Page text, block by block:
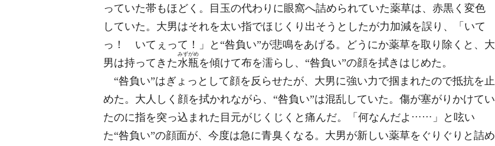
っていた帯もほどく。目玉の代わりに眼窩へ詰められていた薬草は、赤黒く変色
していた。大男はそれを太い指でほじくり出そうとしたが力加減を誤り、「いて
っ！ いてぇって！」と“咎負い”が悲鳴をあげる。どうにか薬草を取り除くと、大
男は持ってきた水瓶
みずがめ
を傾けて布を濡らし、“咎負い”の顔を拭きはじめた。
“咎負い”はぎょっとして顔を反らせたが、大男に強い力で掴まれたので抵抗を止
めた。大人しく顔を拭かれながら、“咎負い”は混乱していた。傷が塞がりかけてい
たのに指を突っ込まれた目元がじくじくと痛んだ。「何なんだよ……」と呟い
た“咎負い”の顔面が、今度は急に青臭くなる。大男が新しい薬草をぐりぐりと詰め